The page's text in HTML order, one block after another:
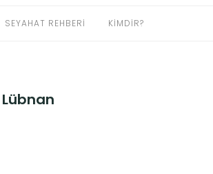
SEYAHAT REHBERI KIMDIR?
Lübnan